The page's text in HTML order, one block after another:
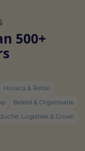
500+
Horeca & Retail
Beleid & Organisatie
Logistiek & Groen